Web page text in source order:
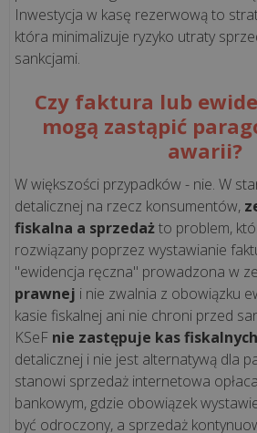
zdrowy...
stanowisko
kasowe,
czas.
Zobacz,
...
Skalowanie
biznesu
bez
chaosu.
Jak
„Sztuka
Mięsa”
Inwestycja w kasę rezerwową to
która minimalizuje ryzyko utraty
sankcjami.
Czy faktura lub
mogą zastąpić
awarii?
W większości przypadków - nie. W
detalicznej na rzecz konsumentów,
fiskalna a sprzedażto problem,
rozwiązany poprzez wystawianie
"ewidencja ręczna" prowadzona w
prawnej i nie zwalnia z obowiązku
kasie fiskalnej ani nie chroni przed
KSeF nie zastępuje kas fiskalnych
detalicznej i nie jest alternatywą dla
stanowi sprzedaż internetowa
bankowym, gdzie obowiązek
być odroczony, a sprzedaż